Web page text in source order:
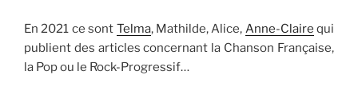
En 2021 ce sont Telma, Mathilde, Alice, Anne-Claire qui
publient des articles concernant la Chanson Française,
la Pop ou le Rock-Progressif…